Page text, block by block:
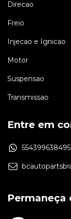
Direcao
Freio
Injecao e Ignicao
Motor
Suspensao
Transmissao
Entre em
Permaneça